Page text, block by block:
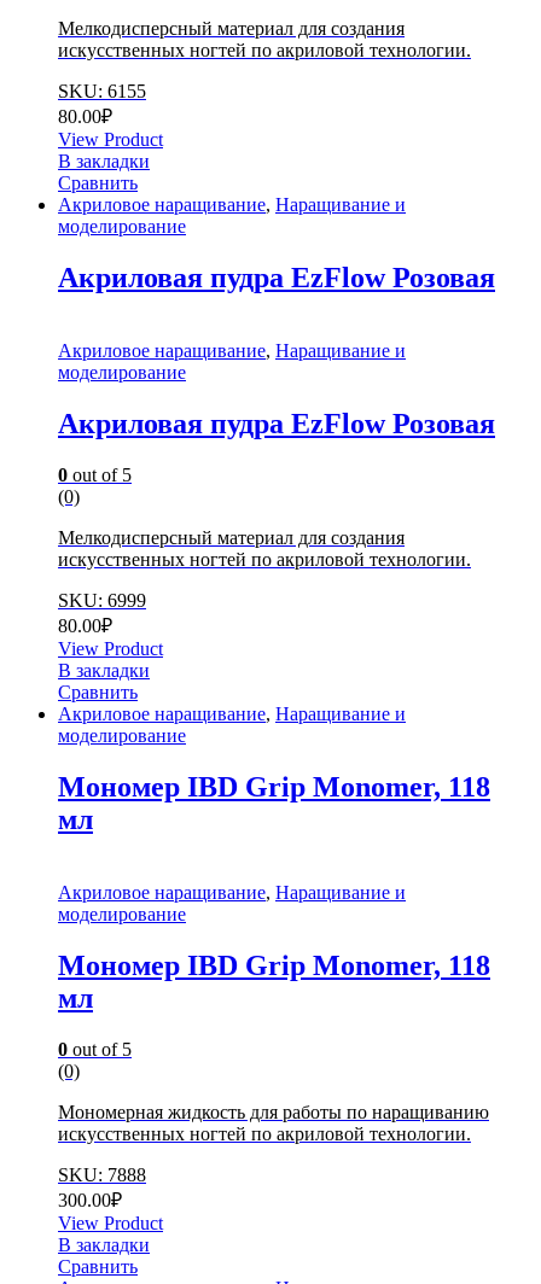
Мелкодисперсный материал для создания
искусственных ногтей по акриловой технологии.
SKU: 6155
80.00₽
View Product
В закладки
Сравнить
Акриловое наращивание, Наращивание и
моделирование
Акриловая пудра EzFlow Розовая
Акриловое наращивание, Наращивание и
моделирование
Акриловая пудра EzFlow Розовая
0 out of 5
(0)
Мелкодисперсный материал для создания
искусственных ногтей по акриловой технологии.
SKU: 6999
80.00₽
View Product
В закладки
Сравнить
Акриловое наращивание, Наращивание и
моделирование
Мономер IBD Grip Monomer, 118
мл
Акриловое наращивание, Наращивание и
моделирование
Мономер IBD Grip Monomer, 118
мл
0 out of 5
(0)
Мономерная жидкость для работы по наращиванию
искусственных ногтей по акриловой технологии.
SKU: 7888
300.00₽
View Product
В закладки
Сравнить